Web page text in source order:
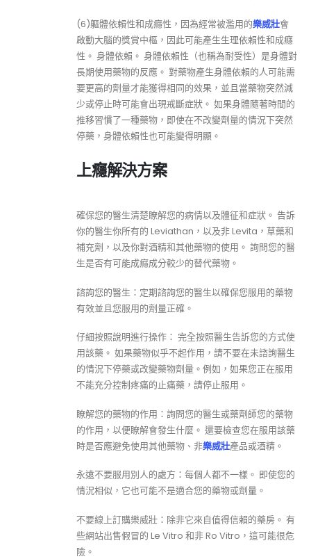
(6)軀體依賴性和成癮性，因為經常被濫用的樂威壯會
啟動大腦的獎賞中樞，因此可能產生生理依賴性和成癮
性。 身體依賴。 身體依賴性（也稱為耐受性）是身體對
長期使用藥物的反應。 對藥物產生身體依賴的人可能需
要更高的劑量才能獲得相同的效果，並且當藥物突然減
少或停止時可能會出現戒斷症狀。 如果身體隨著時間的
推移習慣了一種藥物，即使在不改變劑量的情況下突然
停藥，身體依賴性也可能變得明顯。
上癮解決方案
確保您的醫生清楚瞭解您的病情以及體征和症狀。 告訴
你的醫生你所有的 Leviathan，以及非 Levita，草藥和
補充劑，以及你對酒精和其他藥物的使用。 詢問您的醫
生是否有可能成癮成分較少的替代藥物。
諮詢您的醫生：定期諮詢您的醫生以確保您服用的藥物
有效並且您服用的劑量正確。
仔細按照說明進行操作： 完全按照醫生告訴您的方式使
用該藥。 如果藥物似乎不起作用，請不要在未諮詢醫生
的情況下停藥或改變藥物劑量。例如，如果您正在服用
不能充分控制疼痛的止痛藥，請停止服用。
瞭解您的藥物的作用：詢問您的醫生或藥劑師您的藥物
的作用，以便瞭解會發生什麼。 還要檢查您在服用該藥
時是否應避免使用其他藥物、非樂威壯產品或酒精。
永遠不要服用別人的處方：每個人都不一樣。 即使您的
情況相似，它也可能不是適合您的藥物或劑量。
不要線上訂購樂威壯：除非它來自值得信賴的藥房。 有
些網站出售假冒的 Le Vitro 和非 Ro Vitro，這可能很危
險。